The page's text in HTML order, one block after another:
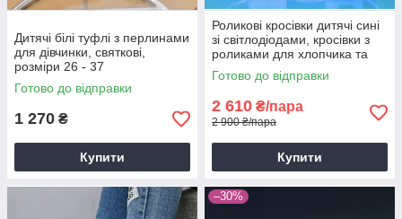
Дитячі білі туфлі з перлинами
для дівчинки, святкові,
розміри 26 - 37
Готово до відправки
1 270 ₴
Купити
Роликові кросівки дитячі сині
зі світлодіодами, кросівки з
роликами для хлопчика та
дівчинки р. 30-40
Готово до відправки
2 610 ₴/пара
2 900 ₴/пара
Купити
–30%